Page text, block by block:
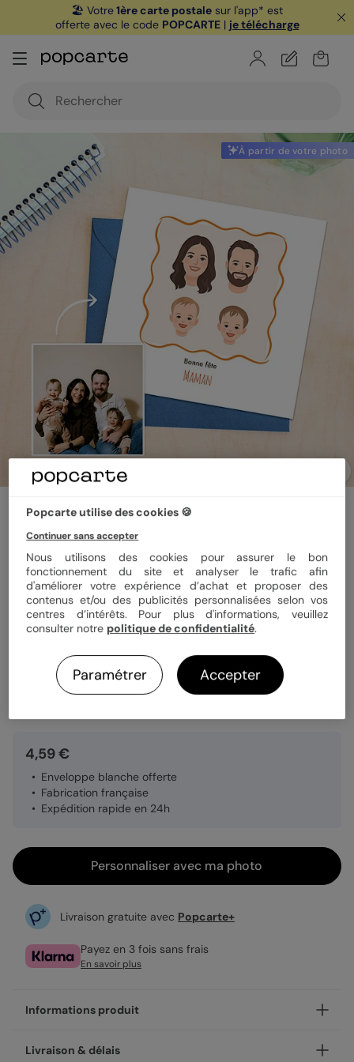
🏖️ Votre1ère carte postale sur l'app* est
offerte avec le code POPCARTE| je télécharge
À partir de votre photo
Carte fête des mères
Visages minimalistes
Format 14x14 cm plié
Quantité 1 carte
4,59 €
Enveloppe blanche offerte
Fabrication française
Expédition rapide en 24h
Personnaliser avec ma photo
Livraison gratuite avec Popcarte+
Payez en 3 fois sans frais
En savoir plus
Informations produit
Personnalisez votre carte fête des mères Visages
Livraison & délais
Popcarte utilise des cookies 🍪
Continuer sans accepter
Nous utilisons des cookies pour assurer le bon
fonctionnement du site et analyser le trafic afin
d'améliorer votre expérience d’achat et proposer des
contenus et/ou des publicités personnalisées selon vos
centres d’intérêts. Pour plus d'informations, veuillez
consulter notre politique de confidentialité.
Paramétrer Accepter